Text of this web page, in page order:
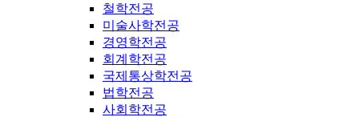
철학전공
미술사학전공
경영학전공
회계학전공
국제통상학전공
법학전공
사회학전공